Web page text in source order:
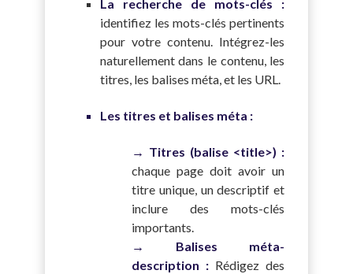
La recherche de mots-clés :
identifiez les mots-clés pertinents
pour votre contenu. Intégrez-les
naturellement dans le contenu, les
titres, les balises méta, et les URL.
Les titres et balises méta :
→ Titres (balise <title>) :
chaque page doit avoir un
titre unique, un descriptif et
inclure des mots-clés
importants.
→ Balises méta-
description :Rédigez des